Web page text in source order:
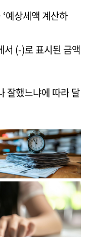
예상세액 계산하
서 (-)로 표시된 금액
잘했느냐에 따라 달